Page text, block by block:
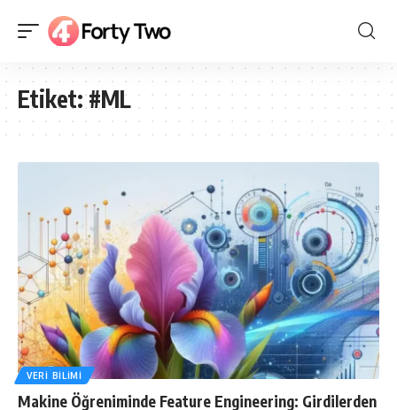
Etiket:#ML
VERI BILIMI
Makine Öğreniminde Feature Engineering: Girdilerden